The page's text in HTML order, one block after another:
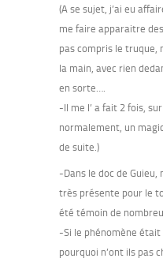
(A se sujet, j’ai eu
me faire apparaitre
pas compris le truque,
la main, avec rien
en sorte….
-Il me l’ a fait 2 fois,
normalement, un
de suite.)
-Dans le doc de
très présente pour le
été témoin de
-Si le phénomène
pourquoi n’ont ils pas